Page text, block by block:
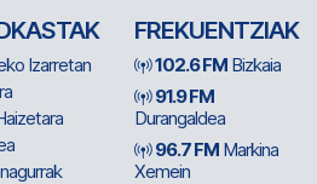
Izarretan
FREKUENTZIAK
102.6 FM Bizkaia
91.9 FM
Durangaldea
96.7 FM Markina
Xemein